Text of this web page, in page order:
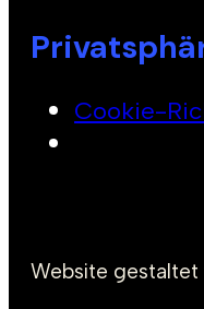
Cookie-
Website gestaltet